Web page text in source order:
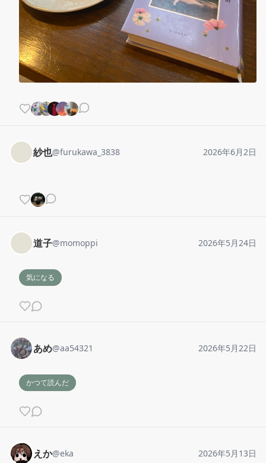
紗也@furukawa_3838 2026年6月2日
道子@momoppi 2026年5月24日
気になる
あめ@aa54321 2026年5月22日
かつて読んだ
えか@eka 2026年5月13日